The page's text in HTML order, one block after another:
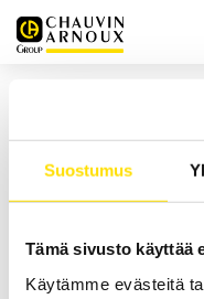
Suostumus
Tämä sivusto käyttää
Käytämme evästeitä
Huollamme ja korjaamme
tarvittaessa autamme myös
arvioitavaksi.
info@camatsystem.com